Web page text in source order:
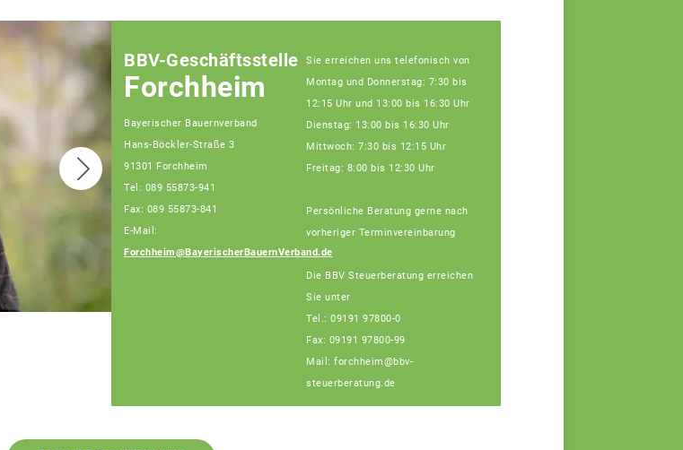
Joachim Grau,
Fachberater
Telefon: 089 55873-
BBV-Geschäftsstelle
Forchheim
Bayerischer Bauernverband
Hans-Böckler-Straße 3
91301 Forchheim
Tel: 089 55873-941
Fax: 089 55873-841
E-Mail:
Forchheim@BayerischerBauernVerband.de
Sie erreichen uns telefonisch von
Montag und Donnerstag: 7:30 bis
12:15 Uhr und 13:00 bis 16:30 Uhr
Dienstag: 13:00 bis 16:30 Uhr
Mittwoch: 7:30 bis 12:15 Uhr
Freitag: 8:00 bis 12:30 Uhr
Persönliche Beratung gerne nach
vorheriger Terminvereinbarung
Die BBV Steuerberatung erreichen
Sie unter
Tel.: 09191 97800-0
Fax: 09191 97800-99
Mail: forchheim@bbv-
steuerberatung.de